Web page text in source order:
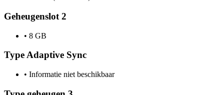
Geheugenslot 2
• 8 GB
Type Adaptive Sync
• Informatie niet beschikbaar